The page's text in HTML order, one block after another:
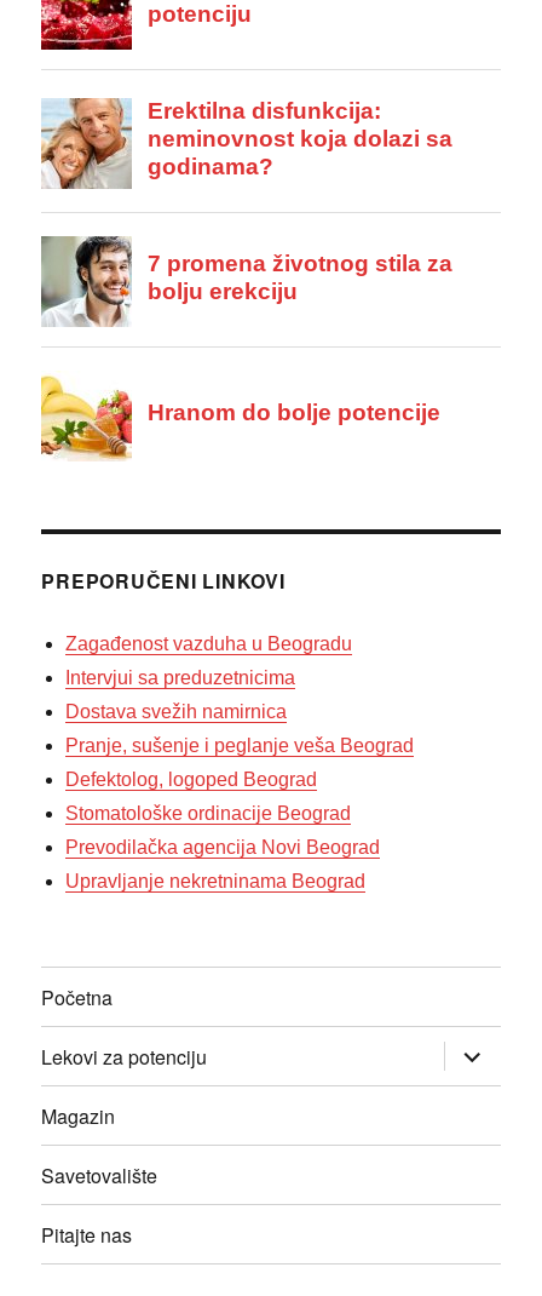
PREPORUČENI LINKOVI
Zagađenost vazduha u Beogradu
Intervjui sa preduzetnicima
Dostava svežih namirnica
Pranje, sušenje i peglanje veša Beograd
Defektolog, logoped Beograd
Stomatološke ordinacije Beograd
Prevodilačka agencija Novi Beograd
Upravljanje nekretninama Beograd
Početna
Lekovi za potenciju
прошири
изборник
дете
Magazin
Savetovalište
Pitajte nas